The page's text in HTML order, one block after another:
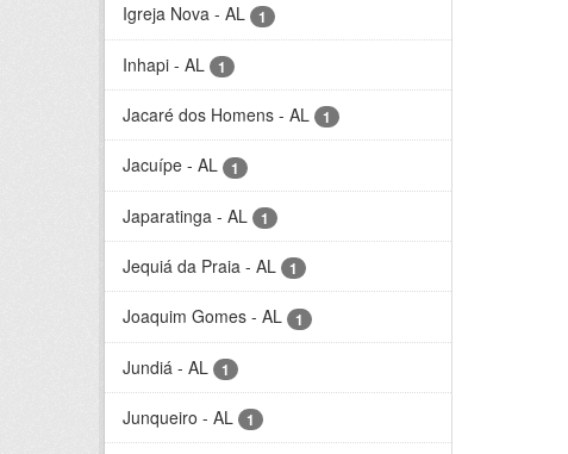
Igreja Nova - AL 1
Inhapi - AL 1
Jacaré dos Homens - AL 1
Jacuípe - AL 1
Japaratinga - AL 1
Jequiá da Praia - AL 1
Joaquim Gomes - AL 1
Jundiá - AL 1
Junqueiro - AL 1